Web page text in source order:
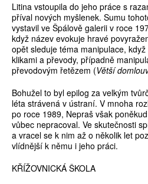
Litina vstoupila do jeho práce s
příval nových myšlenek. Sumu
vystavil ve Špálově galerii v roce
když název evokuje hravé
opět sleduje téma manipulace,
klikami a převody, případně
převodovým řetězem (Větší
Bohužel to byl epilog za velkým
léta strávená v ústraní. V mnoha
po roce 1989, Nepraš však
vůbec nepracoval. Ve skutečnosti
a vracel se k nim až o několik let
vlídnější k němu i jeho práci.
KŘÍŽOVNICKÁ ŠKOLA